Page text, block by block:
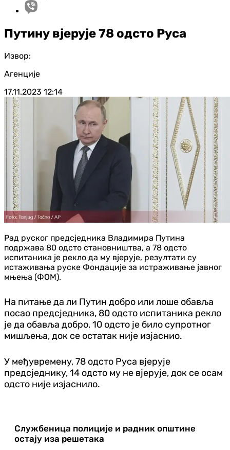
Путину вјерује 78 одсто Руса
Извор:
Агенције
17.11.2023 12:14
Рад руског предсједника Владимира Путина
подржава 80 одсто становништва, а 78 одсто
испитаника је рекло да му вјерује, резултати су
истаживања руске Фондације за истраживање јавног
мњења (ФОМ).
На питање да ли Путин добро или лоше обавља
посао предсједника, 80 одсто испитаника рекло
је да обавља добро, 10 одсто је било супротног
мишљења, док се остатак није изјаснио.
У међувремену, 78 одсто Руса вјерује
предсједнику, 14 одсто му не вјерује, док се осам
одсто није изјаснило.
Службеница полиције и радник општине
остају иза решетака